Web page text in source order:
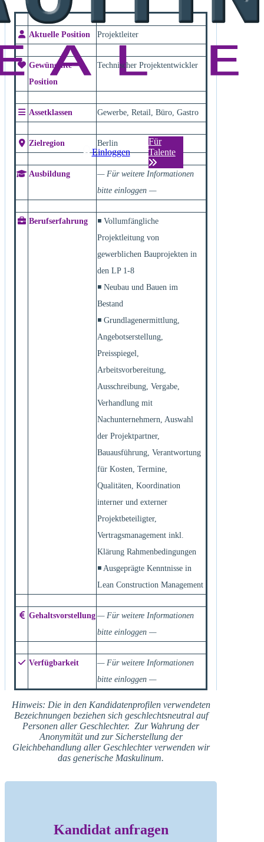
Einloggen
Für
Talente
Aktuelle Position Projektleiter
Gewünschte
Position
Technischer Projektentwickler
Assetklassen Gewerbe, Retail, Büro, Gastro
Zielregion Berlin
Ausbildung
— Für weitere Informationen
bitte einloggen —
Berufserfahrung
◾ Vollumfängliche
Projektleitung von
gewerblichen Bauprojekten in
den LP 1-8
◾ Neubau und Bauen im
Bestand
◾ Grundlagenermittlung,
Angebotserstellung,
Preisspiegel,
Arbeitsvorbereitung,
Ausschreibung, Vergabe,
Verhandlung mit
Nachunternehmern, Auswahl
der Projektpartner,
Bauausführung, Verantwortung
für Kosten, Termine,
Qualitäten, Koordination
interner und externer
Projektbeteiligter,
Vertragsmanagement inkl.
Klärung Rahmenbedingungen
◾ Ausgeprägte Kenntnisse in
Lean Construction Management
Gehaltsvorstellung — Für weitere Informationen
bitte einloggen —
Verfügbarkeit
— Für weitere Informationen
bitte einloggen —
Hinweis: Die in den Kandidatenprofilen verwendeten
Bezeichnungen beziehen sich geschlechtsneutral auf
Personen aller Geschlechter. Zur Wahrung der
Anonymität und zur Sicherstellung der
Gleichbehandlung aller Geschlechter verwenden wir
das generische Maskulinum.
Kandidat anfragen